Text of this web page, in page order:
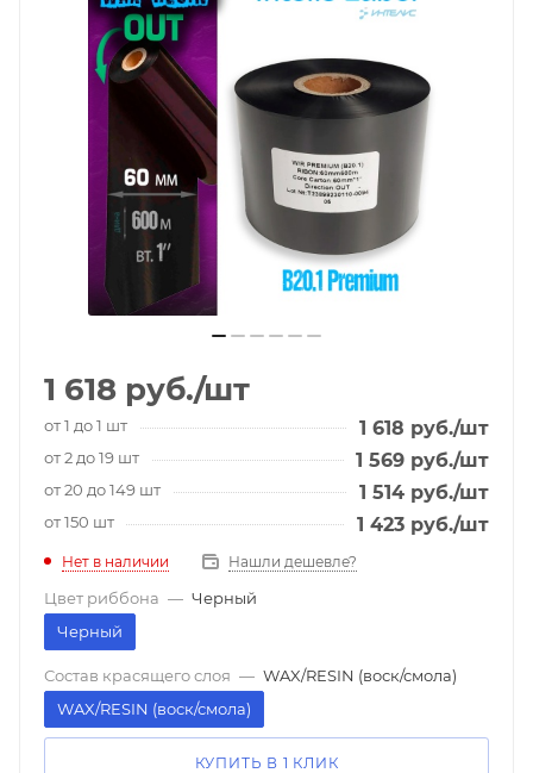
1 618 руб./шт
от 1 до 1 шт 1 618 руб./шт
от 2 до 19 шт 1 569 руб./шт
от 20 до 149 шт 1 514 руб./шт
от 150 шт 1 423 руб./шт
Нет в наличии Нашли дешевле?
Цвет риббона — Черный
Черный
Состав красящего слоя — WAX/RESIN (воск/смола)
WAX/RESIN (воск/смола)
КУПИТЬ В 1 КЛИК